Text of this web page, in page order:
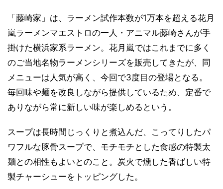
「藤崎家」は、ラーメン試作本数が1万本を超える花月
嵐ラーメンマエストロの一人・アニマル藤崎さんが手
掛けた横浜家系ラーメン。花月嵐ではこれまでに多く
のご当地名物ラーメンシリーズを販売してきたが、同
メニューは人気が高く、今回で3度目の登場となる。
毎回味や麺を改良しながら提供しているため、定番で
ありながら常に新しい味が楽しめるという。
スープは長時間じっくりと煮込んだ、こってりしたパ
ワフルな豚骨スープで、モチモチとした食感の特製太
麺との相性もよいとのこと。炭火で燻した香ばしい特
製チャーシューをトッピングした。